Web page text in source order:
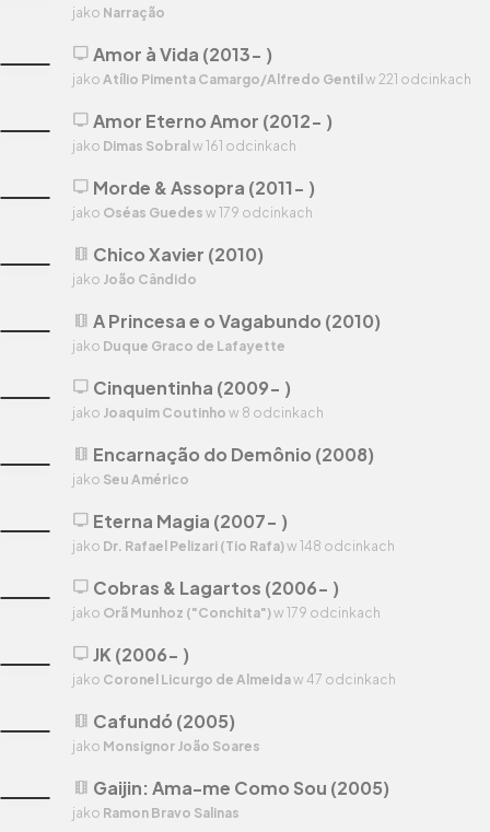
theaters Encarnação do Demônio (2008)
jako Seu Américo
theaters Chico Xavier (2010)
jako João Cândido
theaters Cafundó (2005)
jako Monsignor João Soares
theaters Gaijin: Ama-me Como Sou (2005)
jako Ramon Bravo Salinas
jako Narração
theaters A Princesa e o Vagabundo (2010)
jako Duque Graco de Lafayette
tv Eterna Magia (2007- )
jako Dr. Rafael Pelizari (Tio Rafa)w 148 odcinkach
tv Morde & Assopra (2011- )
jako Oséas Guedes w 179 odcinkach
tv Cobras & Lagartos (2006- )
jako Orã Munhoz ("Conchita")w 179 odcinkach
tv Cinquentinha (2009- )
jako Joaquim Coutinho w 8 odcinkach
tv Amor à Vida (2013- )
jako Atílio Pimenta Camargo/Alfredo Gentilw 221 odcinkach
tv Amor Eterno Amor (2012- )
jako Dimas Sobralw 161 odcinkach
tv JK (2006- )
jako Coronel Licurgo de Almeidaw 47 odcinkach